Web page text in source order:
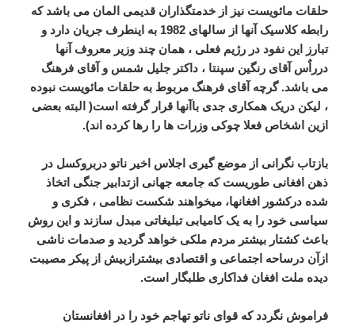
حلقات مائویست نیز از خدمتگذاران قدیمی المان می باشد که
رابطه کلاسیک آنها از سالهای 1982 به اینطرف جریان دارد و
تبارز این نفود در رژیم فعلی ، همان چند وزیر معروف آنها
درراٌس آقای رنگین سپنتا ، داکتر جلیل شمس و آقای فرهنگ
می باشد. گرچه آقای فرهنگ مربوط به حلقات مائویست نبوده
، لیکن دریک همکاری جدی باآنها قرار گرفته است( البته بعضی
ازین اشخاص فعلا چوکی وزرات ها را رها کرده اند).
بازتاب نگرانی از موضع گیری اجلاس اخیر ناتو دربروکسل در
ذهن افغانی طوریست که جامعه جهانی ازتدابیر جنگی اتخاذ
شده درکشور افغانها، میخواهند شکست نظامی ، فکری و
سیاسی خود را به یک کامیابی تبلیغاتی مبدل سازند و این روش
باعث کشتار بیشتر مردم ملکی خواهد گردید و صدمات ناشی
ازآن درساحه اجتماعی و اقتصادی بیشترازبیش از پیکر مصیبت
دیده ملت افغان فداکاری طلبگار است.
فراموش نگردد که قوای ناتو تهاجم خود را در افغانستان